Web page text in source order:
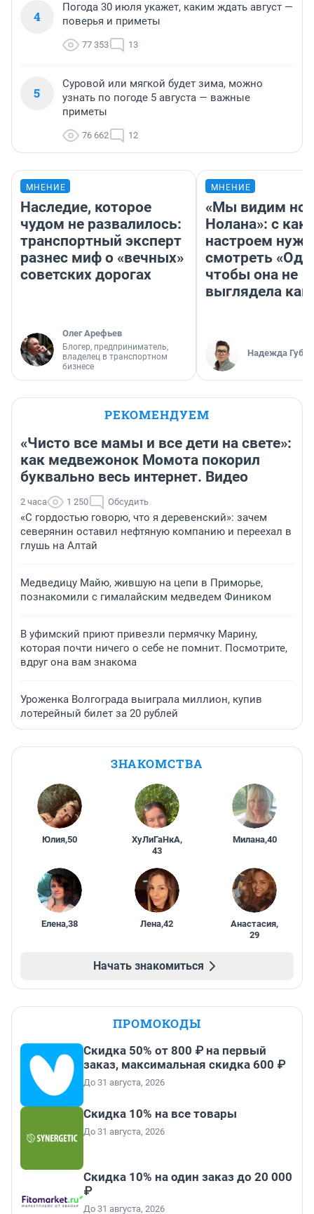
4
Погода 30 июля укажет, каким ждать август —
поверья и приметы
77 353 13
5
Суровой или мягкой будет зима, можно
узнать по погоде 5 августа — важные
приметы
76 662 12
МНЕНИЕ
Наследие, которое
чудом не развалилось:
транспортный эксперт
разнес миф о «вечных»
советских дорогах
Олег Арефьев
Блогер, предприниматель,
владелец в транспортном
бизнесе
МНЕНИЕ
«Мы видим
Нолана»: с
настроем
смотреть
чтобы она не
выглядела как
Надежда
РЕКОМЕНДУЕМ
«Чисто все мамы и все дети на свете»:
как медвежонок Момота покорил
буквально весь интернет. Видео
2 часа 1 250 Обсудить
«С гордостью говорю, что я деревенский»: зачем
северянин оставил нефтяную компанию и переехал в
глушь на Алтай
Медведицу Майю, жившую на цепи в Приморье,
познакомили с гималайским медведем Фиником
В уфимский приют привезли пермячку Марину,
которая почти ничего о себе не помнит. Посмотрите,
вдруг она вам знакома
Уроженка Волгограда выиграла миллион, купив
лотерейный билет за 20 рублей
ЗНАКОМСТВА
Юлия,50 ХуЛиГаНкА,
43
Милана,40
Елена,38 Лена,42 Анастасия,
29
Начать знакомиться
ПРОМОКОДЫ
Скидка 50% от 800 ₽ на первый
заказ, максимальная скидка 600 ₽
До 31 августа, 2026
Скидка 10% на все товары
До 31 августа, 2026
Скидка 10% на один заказ до 20 000
₽
До 31 августа, 2026